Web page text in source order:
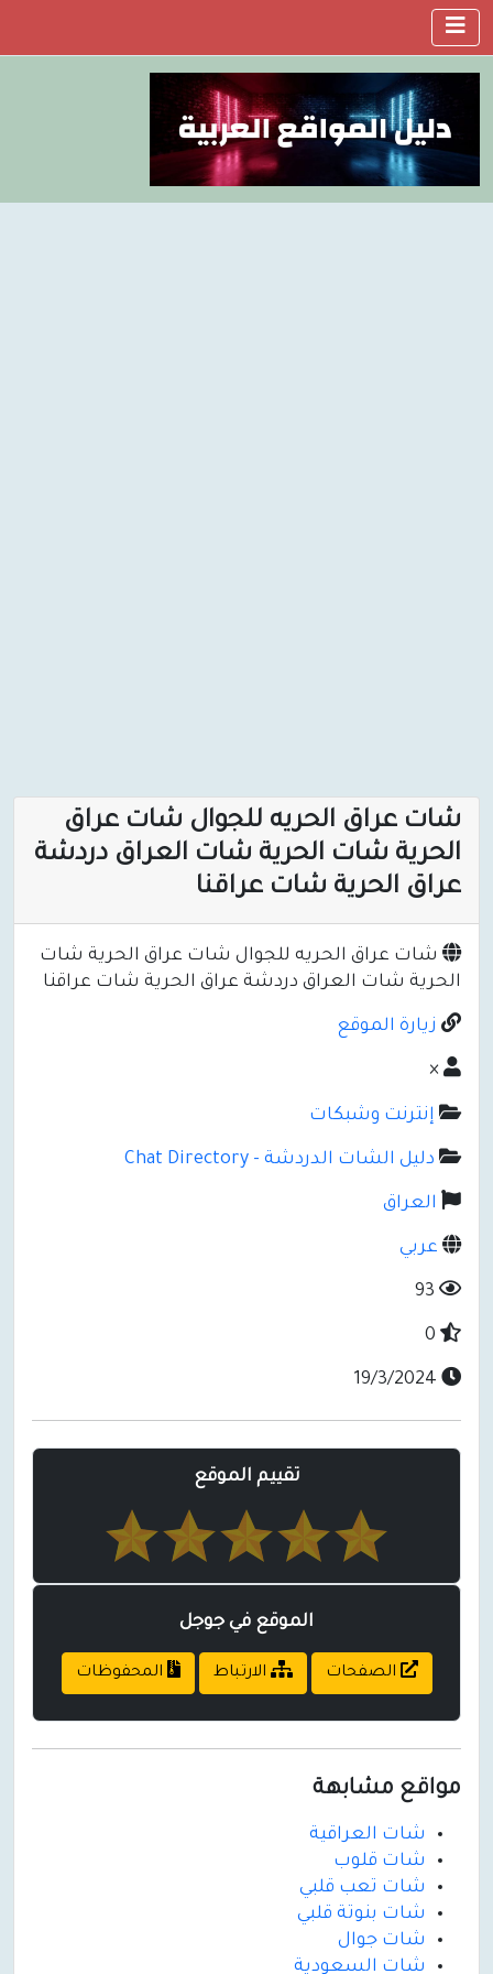
شات عراق الحريه للجوال شات عراق
الحرية شات الحرية شات العراق دردشة
عراق الحرية شات عراقنا
شات عراق الحريه للجوال شات عراق الحرية شات
الحرية شات العراق دردشة عراق الحرية شات عراقنا
زيارة الموقع
×
إنترنت وشبكات
دليل الشات الدردشة - Chat Directory
العراق
عربي
تقييم الموقع
الموقع في جوجل
الصفحات الارتباط المحفوظات
مواقع مشابهة
شات العراقية
شات قلوب
شات تعب قلبي
شات بنوتة قلبي
شات جوال
شات السعودية